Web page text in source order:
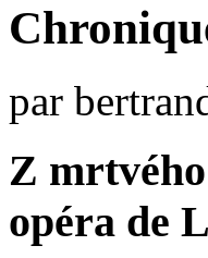
par
Z
opéra de